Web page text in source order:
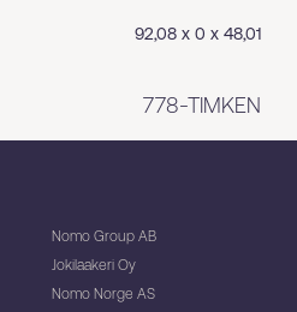
92,08 x 0 x 48,01
778-TIMKEN
Nomo Group AB
Jokilaakeri Oy
Nomo Norge AS